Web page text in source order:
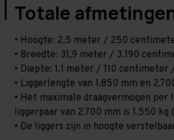
Totale
• Hoogte: 2,5 meter / 250
• Breedte: 31,9 meter / 3.190
• Diepte: 1,1 meter / 110 centimeter
• Liggerlengte van 1.850 mm en
• Het maximale draagvermogen
liggerpaar van 2.700 mm is 1.550 kg
• De liggers zijn in hoogte